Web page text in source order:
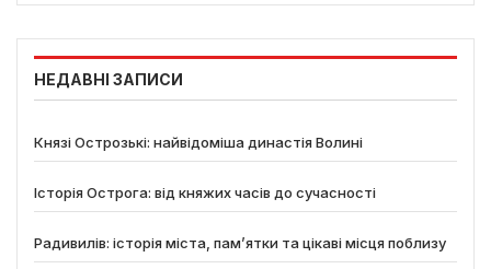
НЕДАВНІ ЗАПИСИ
Князі Острозькі: найвідоміша династія Волині
Історія Острога: від княжих часів до сучасності
Радивилів: історія міста, пам’ятки та цікаві місця поблизу